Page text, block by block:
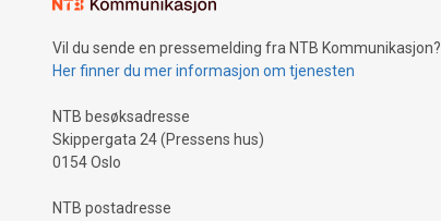
Vil du sende en pressemelding fra NTB Kommunikasjon?
Her finner du mer informasjon om tjenesten
NTB besøksadresse
Skippergata 24 (Pressens hus)
0154 Oslo
NTB postadresse